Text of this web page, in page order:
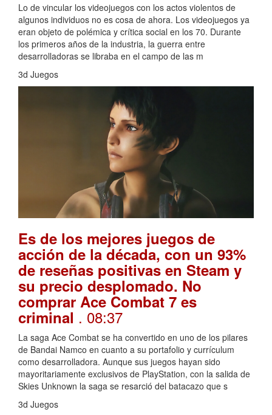
Lo de vincular los videojuegos con los actos violentos de
algunos individuos no es cosa de ahora. Los videojuegos ya
eran objeto de polémica y crítica social en los 70. Durante
los primeros años de la industria, la guerra entre
desarrolladoras se libraba en el campo de las m
3d Juegos
Es de los mejores juegos de
acción de la década, con un 93%
de reseñas positivas en Steam y
su precio desplomado. No
comprar Ace Combat 7 es
criminal . 08:37
La saga Ace Combat se ha convertido en uno de los pilares
de Bandai Namco en cuanto a su portafolio y currículum
como desarrolladora. Aunque sus juegos hayan sido
mayoritariamente exclusivos de PlayStation, con la salida de
Skies Unknown la saga se resarció del batacazo que s
3d Juegos